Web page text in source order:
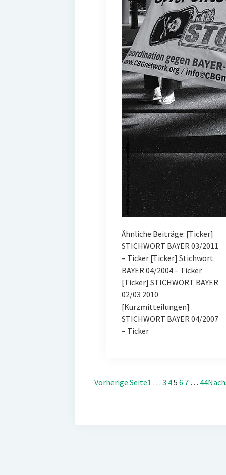
Ähnliche Beiträge: [Ticker]
STICHWORT BAYER 03/2011
– Ticker [Ticker] Stichwort
BAYER 04/2004 – Ticker
[Ticker] STICHWORT BAYER
02/03 2010
[Kurzmitteilungen]
STICHWORT BAYER 04/2007
– Ticker
Vorherige Seite1 … 3 45 6 7 … 44